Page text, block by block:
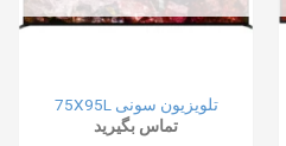
تلویزیون سونی 75X95L
تماس بگیرید